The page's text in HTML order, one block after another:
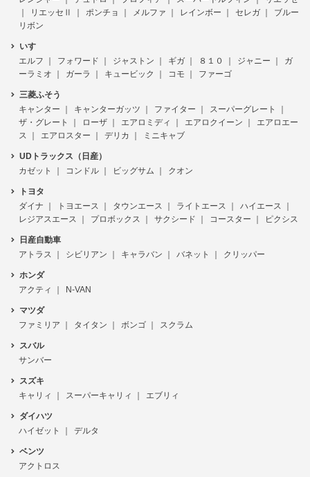
リエッセⅡ
ポンチョ メルファ レインボー セレガ
ブルー
リボン
いすゞ
エルフ
フォワード ジャストン ギガ ８１０ ジャニー
ガ
ーラミオ
ガーラ キュービック コモ ファーゴ
三菱ふそう
キャンター
キャンターガッツ ファイター
スーパーグレート
ザ・グレート
ローザ エアロミディ エアロクイーン
エアロエー
ス
エアロスター デリカ ミニキャブ
UDトラックス（日産）
カゼット
コンドル ビッグサム クオン
トヨタ
ダイナ
トヨエース タウンエース ライトエース
ハイエース
レジアスエース
プロボックス サクシード コースター ピクシス
日産自動車
アトラス
シビリアン キャラバン バネット クリッパー
ホンダ
アクティ
N-VAN
マツダ
ファミリア
タイタン ボンゴ スクラム
スバル
サンバー
スズキ
キャリィ
スーパーキャリィ エブリィ
ダイハツ
ハイゼット
デルタ
ベンツ
アクトロス